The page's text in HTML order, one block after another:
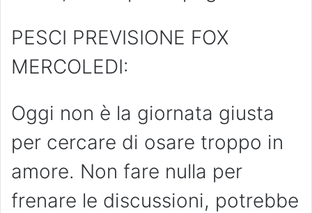
PESCI PREVISIONE FOX
MERCOLEDI:
Oggi non è la giornata giusta
per cercare di osare troppo in
amore. Non fare nulla per
frenare le discussioni, potrebbe